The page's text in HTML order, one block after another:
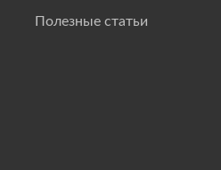
Полезные статьи